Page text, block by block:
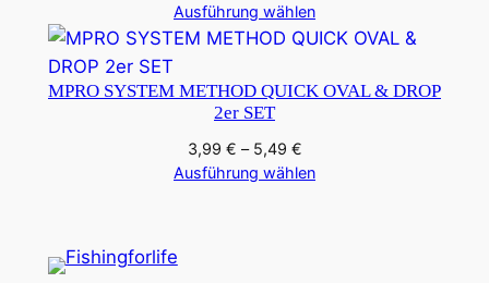
t
o
r
S
Ausführung wählen
MPRO SYSTEM METHOD QUICK OVAL & DROP
2er SET
3,99 € – 5,49 €Preisspanne:
3,99 €
Ausführung wählen